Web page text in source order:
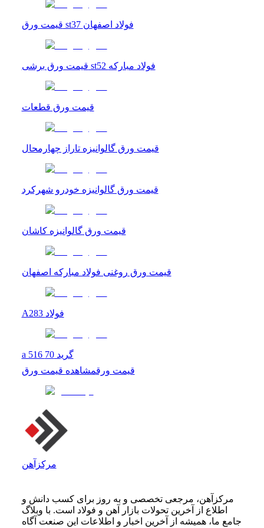
قیمت ورق st37 فولاد اصفهان
قیمت ورق برشی st52 فولاد مبارکه
قیمت ورق قطعات
قیمت ورق گالوانیزه تاراز چهارمحال
قیمت ورق گالوانیزه خودرو شهرکرد
قیمت ورق گالوانیزه کاشان
قیمت ورق روغنی فولاد مبارکه اصفهان
A283 فولاد
a 516 گرید 70
قیمت ورقمشاهده قیمت ورق
مرکزآهن
مرکزآهن، مرجعی تخصصی و به روز برای کسب دانش و
اطلاع از آخرین تحولات بازار آهن و فولاد است. با وبلاگ
جامع ما، همیشه از آخرین اخبار و اطلاعات این صنعت آگاه